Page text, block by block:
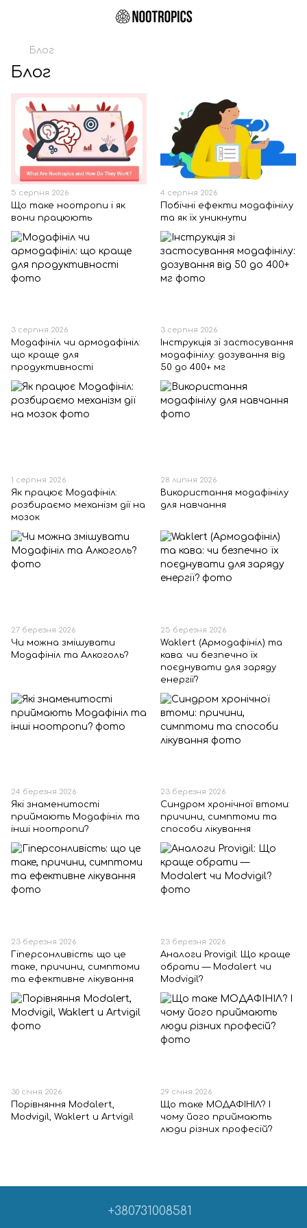
Блог
Блог
5 серпня 2026
Що таке ноотропи і як
вони працюють
4 серпня 2026
Побічні ефекти модафінілу
та як їх уникнути
3 серпня 2026
Модафініл чи армодафініл:
що краще для
продуктивності
3 серпня 2026
Інструкція зі застосування
модафінілу: дозування від
50 до 400+ мг
1 серпня 2026
Як працює Модафініл:
розбираємо механізм дії на
мозок
28 липня 2026
Використання модафінілу
для навчання
27 березня 2026
Чи можна змішувати
Модафініл та Алкоголь?
25 березня 2026
Waklert (Армодафініл) та
кава: чи безпечно їх
поєднувати для заряду
енергії?
24 березня 2026
Які знаменитості
приймають Модафініл та
інші ноотропи?
23 березня 2026
Синдром хронічної втоми:
причини, симптоми та
способи лікування
23 березня 2026
Гіперсонливість: що це
таке, причини, симптоми
та ефективне лікування
23 березня 2026
Аналоги Provigil: Що краще
обрати — Modalert чи
Modvigil?
30 січня 2026
Порівняння Modalert,
Modvigil, Waklert и Artvigil
29 січня 2026
Що таке МОДАФІНІЛ? І
чому його приймають
люди різних професій?
+380731008581